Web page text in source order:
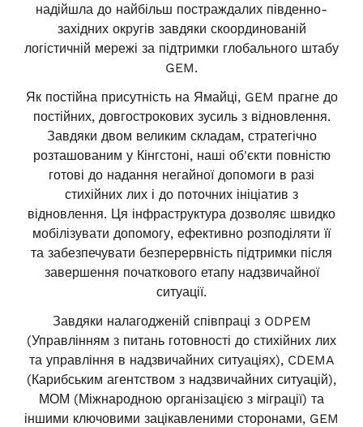
надійшла до найбільш постраждалих південно-
західних округів завдяки скоординованій
логістичній мережі за підтримки глобального штабу
GEM.
Як постійна присутність на Ямайці, GEM прагне до
постійних, довгострокових зусиль з відновлення.
Завдяки двом великим складам, стратегічно
розташованим у Кінгстоні, наші об'єкти повністю
готові до надання негайної допомоги в разі
стихійних лих і до поточних ініціатив з
відновлення. Ця інфраструктура дозволяє швидко
мобілізувати допомогу, ефективно розподіляти її
та забезпечувати безперервність підтримки після
завершення початкового етапу надзвичайної
ситуації.
Завдяки налагодженій співпраці з ODPEM
(Управлінням з питань готовності до стихійних лих
та управління в надзвичайних ситуаціях), CDEMA
(Карибським агентством з надзвичайних ситуацій),
МОМ (Міжнародною організацією з міграції) та
іншими ключовими зацікавленими сторонами, GEM